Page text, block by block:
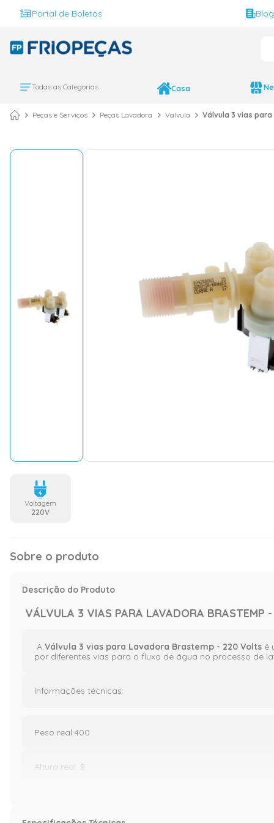
Portal de Boletos Blog
Todas as Categorias Casa
Peças e Serviços Peças Lavadora Valvula Válvula 3 vias
Voltagem
220V
Sobre o produto
Descrição do Produto
VÁLVULA 3 VIAS PARA LAVADORA BRASTEMP
A Válvula 3 vias para Lavadora Brastemp - 220 Volts é
por diferentes vias para o fluxo de água no processo de
Informações técnicas:
Peso real:400
Altura real: 8
ar condicionado
ar condicionado
tubo cobre